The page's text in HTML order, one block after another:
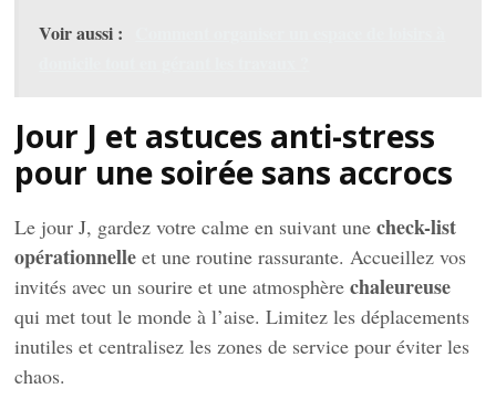
Voir aussi :
Jour J et astuces anti-stress
pour une soirée sans accrocs
Le jour J, gardez votre calme en suivant unecheck-list
opérationnelle et une routine rassurante. Accueillez vos
invités avec un sourire et une atmosphèrechaleureuse
qui met tout le monde à l’aise. Limitez les déplacements
inutiles et centralisez les zones de service pour éviter les
chaos.